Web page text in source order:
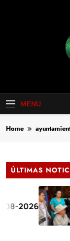
MENU
Home
ÚLTIMAS